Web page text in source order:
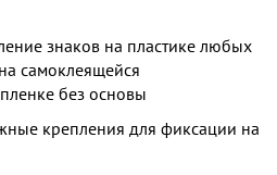
знаков на пластике любых
самоклеящейся
без основы
крепления для фиксации на